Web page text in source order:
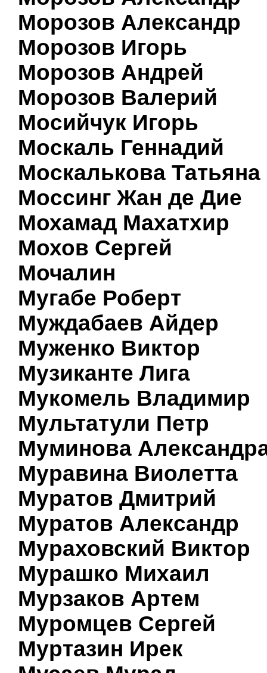
Морозов Александр
Морозов Игорь
Морозов Андрей
Морозов Валерий
Мосийчук Игорь
Москаль Геннадий
Москалькова Татьяна
Моссинг Жан де Дие
Мохамад Махатхир
Мохов Сергей
Мочалин
Мугабе Роберт
Муждабаев Айдер
Муженко Виктор
Музиканте Лига
Мукомель Владимир
Мультатули Петр
Муминова
Муравина Виолетта
Муратов Дмитрий
Муратов Александр
Мураховский Виктор
Мурашко Михаил
Мурзаков Артем
Муромцев Сергей
Муртазин Ирек